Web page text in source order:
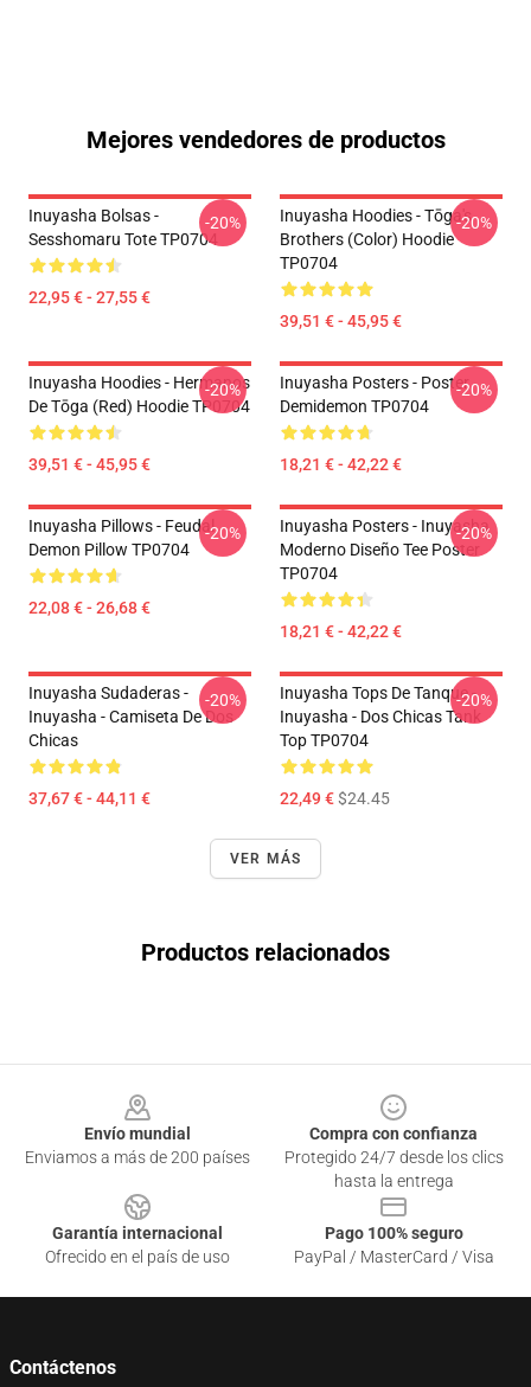
Mejores vendedores de productos
Inuyasha Bolsas -
Sesshomaru Tote TP0704
22,95 € - 27,55 €
-20%
Inuyasha Hoodies - Tōga's
Brothers (color) Hoodie
TP0704
39,51 € - 45,95 €
-20%
Inuyasha Hoodies - Hermanos
De Tōga (red) Hoodie TP0704
39,51 € - 45,95 €
-20%
Inuyasha Posters - Poster
Demidemon TP0704
18,21 € - 42,22 €
-20%
Inuyasha Pillows - Feudal
Demon Pillow TP0704
22,08 € - 26,68 €
-20%
Inuyasha Posters - Inuyasha
Moderno Diseño Tee Poster
TP0704
18,21 € - 42,22 €
-20%
Inuyasha Sudaderas -
Inuyasha - Camiseta De Dos
Chicas
37,67 € - 44,11 €
-20%
Inuyasha Tops De Tanque -
Inuyasha - Dos Chicas Tank
Top TP0704
22,49 €$24.45
-20%
VER MÁS
Productos relacionados
Envío mundial
Enviamos a más de 200 países
Compra con confianza
Protegido 24/7 desde los clics
hasta la entrega
Garantía internacional
Ofrecido en el país de uso
Pago 100% seguro
PayPal / MasterCard / Visa
Contáctenos